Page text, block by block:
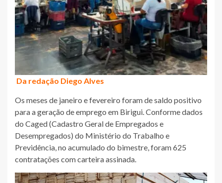
Da redação Diego Alves
Os meses de janeiro e fevereiro foram de saldo positivo
para a geração de emprego em Birigui. Conforme dados
do Caged (Cadastro Geral de Empregados e
Desempregados) do Ministério do Trabalho e
Previdência, no acumulado do bimestre, foram 625
contratações com carteira assinada.